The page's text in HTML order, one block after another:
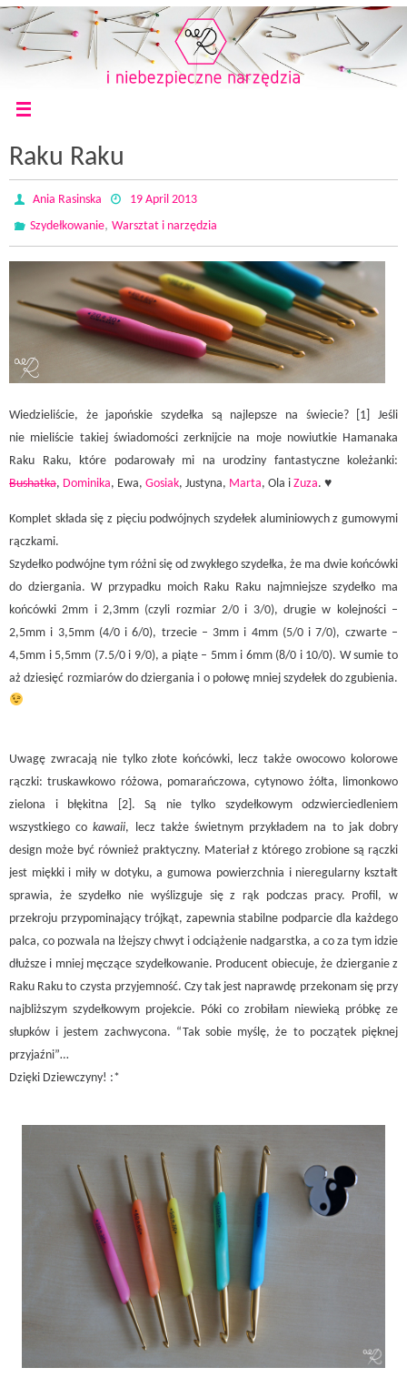
Raku Raku
Ania Rasinska
19 April 2013
Szydełkowanie,Warsztat i narzędzia
Wiedzieliście, że japońskie szydełka są najlepsze na świecie? [1] Jeśli
nie mieliście takiej świadomości zerknijcie na moje nowiutkie Hamanaka
Raku Raku, które podarowały mi na urodziny fantastyczne koleżanki:
Bushatka, Dominika, Ewa, Gosiak, Justyna, Marta, Ola i Zuza. ♥
Komplet składa się z pięciu podwójnych szydełek aluminiowych z gumowymi
rączkami.
Szydełko podwójne tym różni się od zwykłego szydełka, że ma dwie końcówki
do dziergania. W przypadku moich Raku Raku najmniejsze szydełko ma
końcówki 2mm i 2,3mm (czyli rozmiar 2/0 i 3/0), drugie w kolejności –
2,5mm i 3,5mm (4/0 i 6/0), trzecie – 3mm i 4mm (5/0 i 7/0), czwarte –
4,5mm i 5,5mm (7.5/0 i 9/0), a piąte – 5mm i 6mm (8/0 i 10/0). W sumie to
aż dziesięć rozmiarów do dziergania i o połowę mniej szydełek do zgubienia.
Uwagę zwracają nie tylko złote końcówki, lecz także owocowo kolorowe
rączki: truskawkowo różowa, pomarańczowa, cytynowo żółta, limonkowo
zielona i błękitna [2]. Są nie tylko szydełkowym odzwierciedleniem
wszystkiego cokawaii, lecz także świetnym przykładem na to jak dobry
design może być również praktyczny. Materiał z którego zrobione są rączki
jest miękki i miły w dotyku, a gumowa powierzchnia i nieregularny kształt
sprawia, że szydełko nie wyślizguje się z rąk podczas pracy. Profil, w
przekroju przypominający trójkąt, zapewnia stabilne podparcie dla każdego
palca, co pozwala na lżejszy chwyt i odciążenie nadgarstka, a co za tym idzie
dłuższe i mniej męczące szydełkowanie. Producent obiecuje, że dzierganie z
Raku Raku to czysta przyjemność. Czy tak jest naprawdę przekonam się przy
najbliższym szydełkowym projekcie. Póki co zrobiłam niewieką próbkę ze
słupków i jestem zachwycona. “Tak sobie myślę, że to początek pięknej
przyjaźni”…
Dzięki Dziewczyny! :*